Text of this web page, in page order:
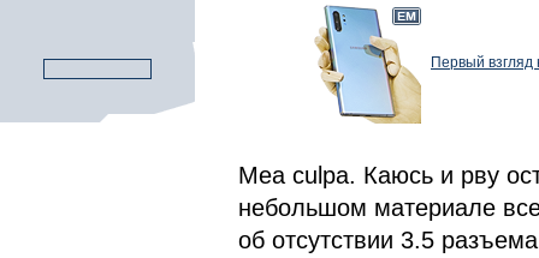
Первый
Mea culpa. Каюсь и рву
небольшом материале
об отсутствии 3.5